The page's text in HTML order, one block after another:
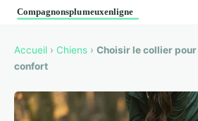
Accueil › Chiens › Choisir le collier
confort